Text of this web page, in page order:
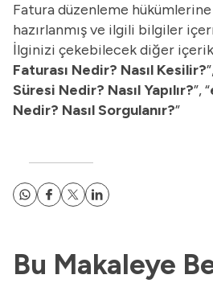
Fatura düzenleme
hazırlanmış ve ilgili bilgiler
İlginizi çekebilecek diğer
Faturası Nedir? Nasıl Kesilir?
Süresi Nedir? Nasıl Yapılır?”, “
Nedir? Nasıl Sorgulanır?”
Bu Makaleye